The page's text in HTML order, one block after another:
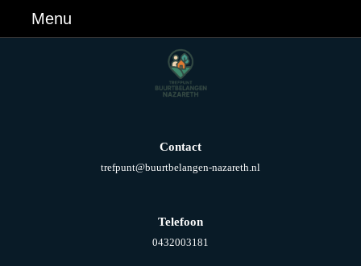
Menu
Contact
trefpunt@buurtbelangen-nazareth.nl
Telefoon
0432003181